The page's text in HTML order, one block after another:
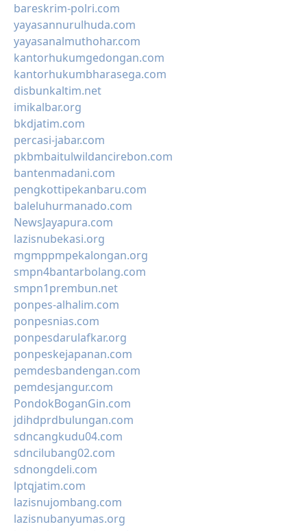
bareskrim-polri.com
yayasannurulhuda.com
yayasanalmuthohar.com
kantorhukumgedongan.com
kantorhukumbharasega.com
disbunkaltim.net
imikalbar.org
bkdjatim.com
percasi-jabar.com
pkbmbaitulwildancirebon.com
bantenmadani.com
pengkottipekanbaru.com
baleluhurmanado.com
NewsJayapura.com
lazisnubekasi.org
mgmppmpekalongan.org
smpn4bantarbolang.com
smpn1prembun.net
ponpes-alhalim.com
ponpesnias.com
ponpesdarulafkar.org
ponpeskejapanan.com
pemdesbandengan.com
pemdesjangur.com
PondokBoganGin.com
jdihdprdbulungan.com
sdncangkudu04.com
sdncilubang02.com
sdnongdeli.com
lptqjatim.com
lazisnujombang.com
lazisnubanyumas.org